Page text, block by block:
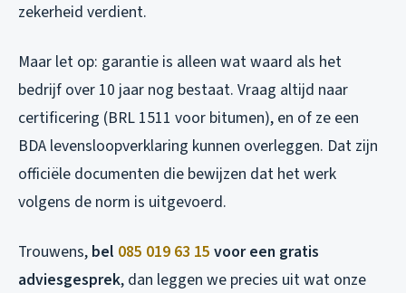
zekerheid verdient.
Maar let op: garantie is alleen wat waard als het
bedrijf over 10 jaar nog bestaat. Vraag altijd naar
certificering (BRL 1511 voor bitumen), en of ze een
BDA levensloopverklaring kunnen overleggen. Dat zijn
officiële documenten die bewijzen dat het werk
volgens de norm is uitgevoerd.
Trouwens, bel 085 019 63 15 voor een gratis
adviesgesprek, dan leggen we precies uit wat onze